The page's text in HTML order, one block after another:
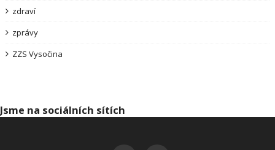
zdraví
zprávy
ZZS Vysočina
Jsme na sociálních sítích